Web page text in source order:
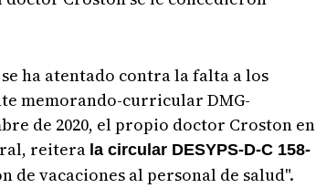
ha atentado contra la falta a los
memorando-curricular DMG-
de 2020, el propio doctor Croston en
reitera la circular DESYPS-D-C 158-
de vacaciones al personal de salud".